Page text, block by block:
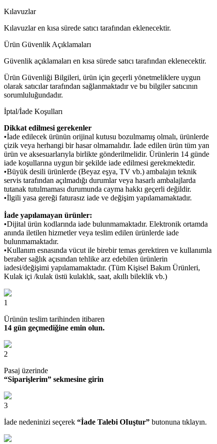
Kılavuzlar
Kılavuzlar en kısa sürede satıcı tarafından eklenecektir.
Ürün Güvenlik Açıklamaları
Güvenlik açıklamaları en kısa sürede satıcı tarafından eklenecektir.
Ürün Güvenliği Bilgileri, ürün için geçerli yönetmeliklere uygun
olarak satıcılar tarafından sağlanmaktadır ve bu bilgiler satıcının
sorumluluğundadır.
İptal/İade Koşulları
Dikkat edilmesi gerekenler
•İade edilecek ürünün orijinal kutusu bozulmamış olmalı, ürünlerde
çizik veya herhangi bir hasar olmamalıdır. İade edilen ürün tüm yan
ürün ve aksesuarlarıyla birlikte gönderilmelidir. Ürünlerin 14 günde
iade koşullarına uygun bir şekilde iade edilmesi gerekmektedir.
•Büyük desili ürünlerde (Beyaz eşya, TV vb.) ambalajın teknik
servis tarafından açılmadığı durumlar veya hasarlı ambalajlarda
tutanak tutulmaması durumunda cayma hakkı geçerli değildir.
•İlgili yasa gereği faturasız iade ve değişim yapılamamaktadır.
İade yapılamayan ürünler:
•Dijital ürün kodlarında iade bulunmamaktadır. Elektronik ortamda
anında iletilen hizmetler veya teslim edilen ürünlerde iade
bulunmamaktadır.
•Kullanım esnasında vücut ile birebir temas gerektiren ve kullanımla
beraber sağlık açısından tehlike arz edebilen ürünlerin
iadesi/değişimi yapılamamaktadır. (Tüm Kişisel Bakım Ürünleri,
Kulak içi /kulak üstü kulaklık, saat, akıllı bileklik vb.)
1
Ürünün teslim tarihinden itibaren
14 gün geçmediğine emin olun.
2
Pasaj üzerinde
“Siparişlerim” sekmesine girin
3
İade nedeninizi seçerek “İade Talebi OIuştur” butonuna tıklayın.